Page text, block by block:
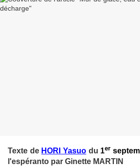
Texte de HORI Yasuo du 1er
l'espéranto par Ginette MARTIN